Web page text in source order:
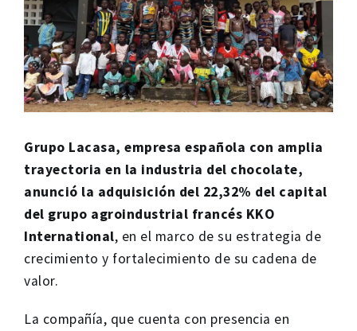
Grupo Lacasa, empresa española con amplia
trayectoria en la industria del chocolate,
anunció la adquisición del 22,32% del capital
del grupo agroindustrial francés KKO
International, en el marco de su estrategia de
crecimiento y fortalecimiento de su cadena de
valor.
La compañía, que cuenta con presencia en